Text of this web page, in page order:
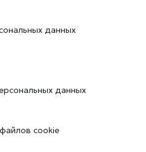
данных
данных
cookie